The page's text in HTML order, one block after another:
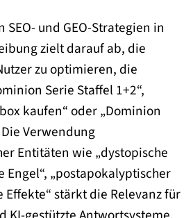
und GEO-Strategien in
zielt darauf ab, die
zu optimieren, die
Serie Staffel 1+2“,
kaufen“ oder „Dominion
Verwendung
Entitäten wie „dystopische
Engel“, „postapokalyptischer
Effekte“ stärkt die Relevanz für